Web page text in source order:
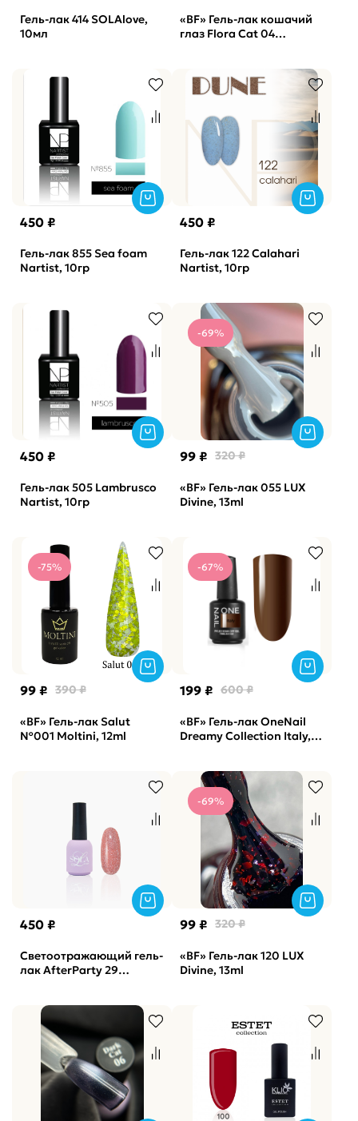
Гель-лак 414 SOLAlove,
10мл
«BF» Гель-лак кошачий
глаз Flora Cat 04
450 ₽
Гель-лак 855 Sea foam
Nartist, 10гр
450 ₽
Гель-лак 122 Calahari
Nartist, 10гр
450 ₽
Гель-лак 505 Lambrusco
Nartist, 10гр
-69%
99 ₽ 320 ₽
«BF» Гель-лак 055 LUX
Divine, 13ml
-75%
99 ₽ 390 ₽
«BF» Гель-лак Salut
№001 Moltini, 12ml
-67%
199 ₽ 600 ₽
«BF» Гель-лак OneNail
Dreamy Collection Italy,
450 ₽
Светоотражающий гель-
лак AfterParty 29
-69%
99 ₽ 320 ₽
«BF» Гель-лак 120 LUX
Divine, 13ml